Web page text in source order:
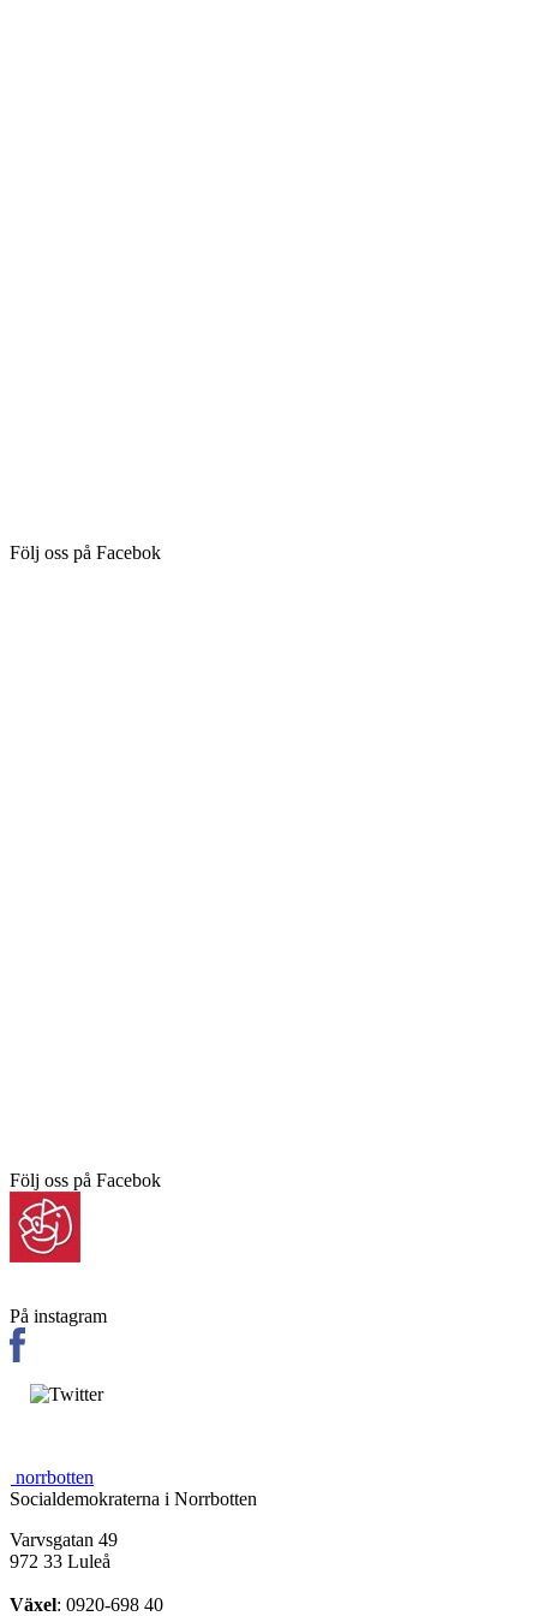
Följ oss på Facebok
Följ oss på Facebok
På instagram
norrbotten
Socialdemokraterna i Norrbotten
Varvsgatan 49
972 33 Luleå
Växel: 0920-698 40